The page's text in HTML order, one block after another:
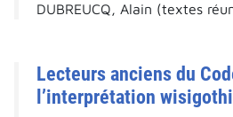
DUBREUCQ, Alain (textes
Lecteurs anciens du
l’interprétation